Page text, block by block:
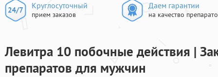
Круглосуточный
прием заказов
Даем гарантии
на качество
Левитра 10 побочные действия |
препаратов для мужчин